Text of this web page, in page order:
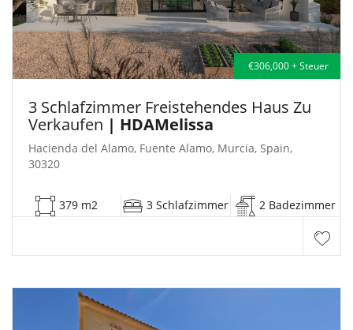
€306,000 + Steuer
3 Schlafzimmer Freistehendes Haus Zu
Verkaufen | HDAMelissa
Hacienda del Alamo, Fuente Alamo, Murcia, Spain,
30320
379 m2 3 Schlafzimmer 2 Badezimmer